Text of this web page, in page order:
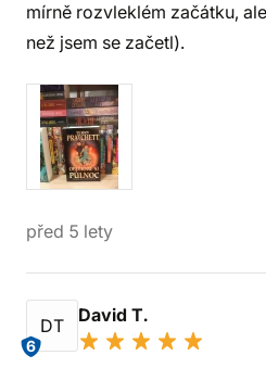
mírně rozvleklém začátku,
než jsem se začetl).
před 5 lety
DT
6
David T.